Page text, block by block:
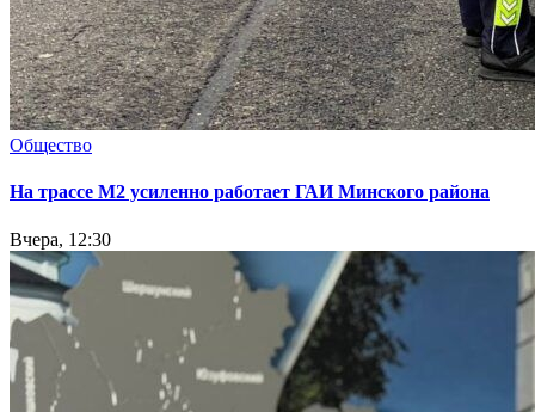
Общество
На трассе М2 усиленно работает ГАИ Минского района
Вчера, 12:30